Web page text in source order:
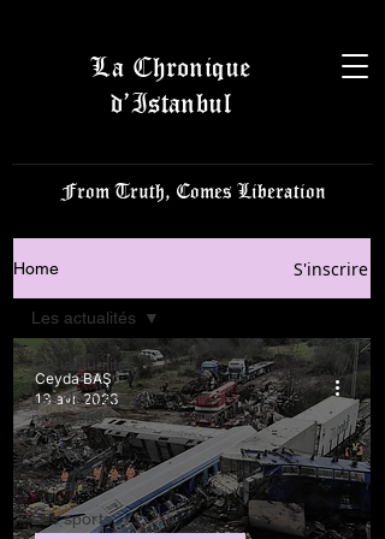
La Chronique
d’Istanbul
From Truth, Comes Liberation
Home S'inscrire
Les actualités
Les dernières
nouvelles
La science
Les arts
Les sports
Les actualités
Ceyda BAŞ
13 avr. 2023